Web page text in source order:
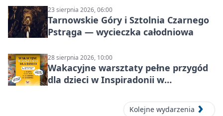
23 sierpnia 2026, 06:00
Tarnowskie Góry i Sztolnia Czarnego
Pstrąga — wycieczka całodniowa
28 sierpnia 2026, 10:00
Wakacyjne warsztaty pełne przygód
dla dzieci w Inspiradonii w
Kolejne wydarzenia